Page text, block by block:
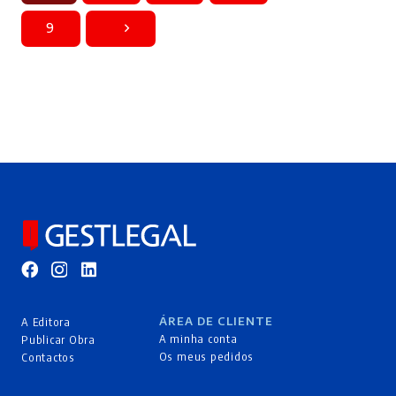
9
A Editora
Publicar Obra
Contactos
ÁREA DE CLIENTE
A minha conta
Os meus pedidos